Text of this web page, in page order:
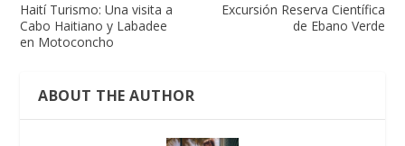
Haití Turismo: Una visita a
Cabo Haitiano y Labadee
en Motoconcho
Excursión Reserva Científica
de Ebano Verde
ABOUT THE AUTHOR